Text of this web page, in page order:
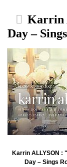
Karrin
Day –
Karrin ALLYSON :
Day – Sings